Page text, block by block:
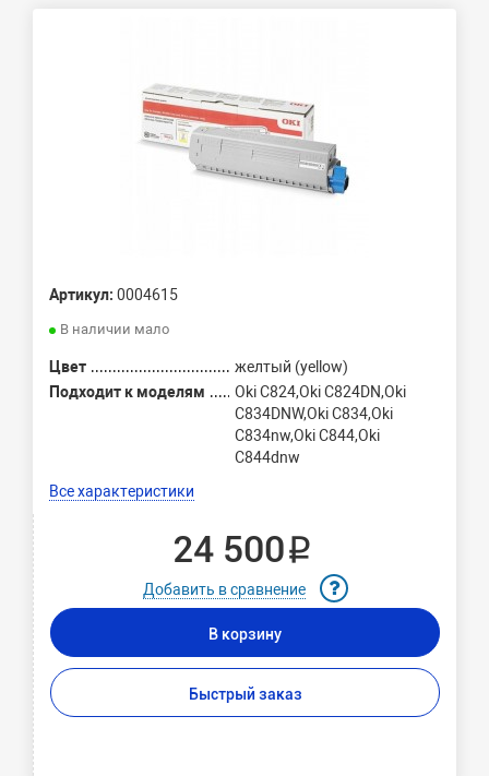
Артикул: 0004615
В наличии мало
Цвет
желтый (yellow)
Подходит к моделям
Oki C824,Oki C824DN,Oki
C834DNW,Oki C834,Oki
C834nw,Oki C844,Oki
C844dnw
Все характеристики
24 500 ₽
Добавить в сравнение
В корзину
Быстрый заказ